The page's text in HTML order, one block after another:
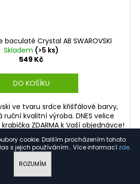
cookie. Dalším procházením tohoto
s jejich používáním.. Více informací zde.
ROZUMÍM
Crystal AB SWAROVSKI
Skladem (>5 ks)
549 Kč
DO KOŠÍKU
ve tvaru srdce křišťálové barvy,
ruční kvalitní výroba. DNES velice
ZDARMA k Vaší objednávce!